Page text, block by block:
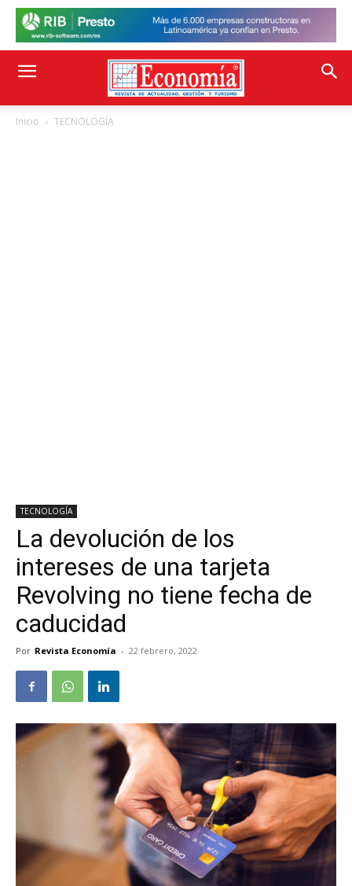
Inicio TECNOLOGÍA
TECNOLOGÍA
La devolución de los
intereses de una tarjeta
Revolving no tiene fecha de
caducidad
Por Revista Economía - 22 febrero, 2022